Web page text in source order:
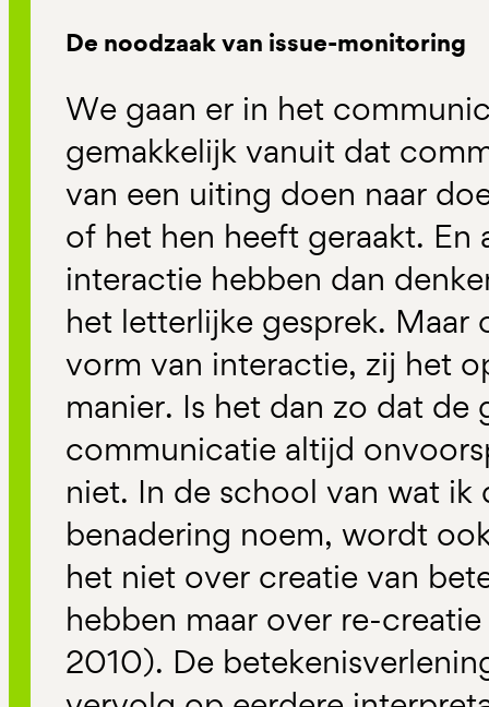
De noodzaak van issue-monitoring
We gaan er in het
gemakkelijk vanuit dat
van een uiting doen naar
of het hen heeft geraakt. En
interactie hebben dan
het letterlijke gesprek. Maar
vorm van interactie, zij het
manier. Is het dan zo dat de
communicatie altijd
niet. In de school van wat ik
benadering noem, wordt
het niet over creatie van
hebben maar over re-
2010). De